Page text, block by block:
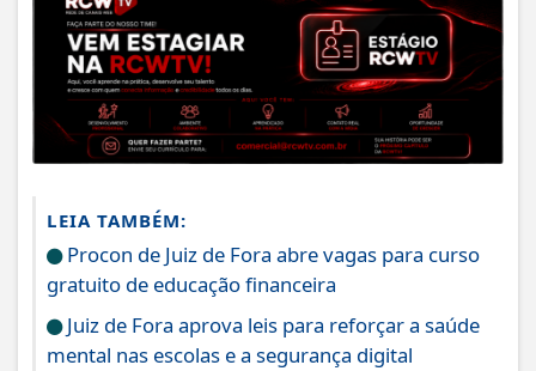
LEIA TAMBÉM:
Procon de Juiz de Fora abre vagas para curso
gratuito de educação financeira
Juiz de Fora aprova leis para reforçar a saúde
mental nas escolas e a segurança digital